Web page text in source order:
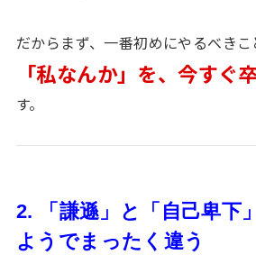
だからまず、一番初めにやるべきこ
「私なんか」を、今すぐ
す。
2. 「謙遜」と「自己卑下
ようでまったく違う